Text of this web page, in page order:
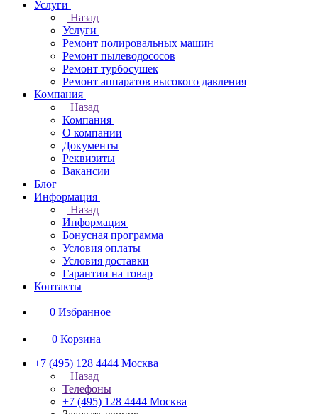
Услуги
Назад
Услуги
Ремонт полировальных машин
Ремонт пылеводососов
Ремонт турбосушек
Ремонт аппаратов высокого давления
Компания
Назад
Компания
О компании
Документы
Реквизиты
Вакансии
Блог
Информация
Назад
Информация
Бонусная программа
Условия оплаты
Условия доставки
Гарантии на товар
Контакты
0 Избранное
0 Корзина
+7 (495) 128 4444 Москва
Назад
Телефоны
+7 (495) 128 4444 Москва